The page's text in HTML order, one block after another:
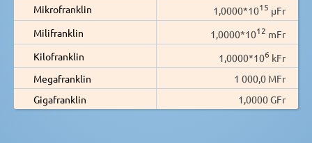
Mikrofranklin
1,0000*1015 µFr
Milifranklin
1,0000*1012 mFr
Kilofranklin
1,0000*106 kFr
Megafranklin
1 000,0 MFr
Gigafranklin
1,0000 GFr